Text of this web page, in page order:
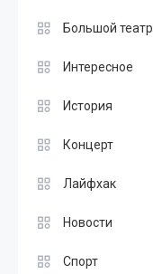
Большой театр
Интересное
История
Концерт
Лайфхак
Новости
Спорт